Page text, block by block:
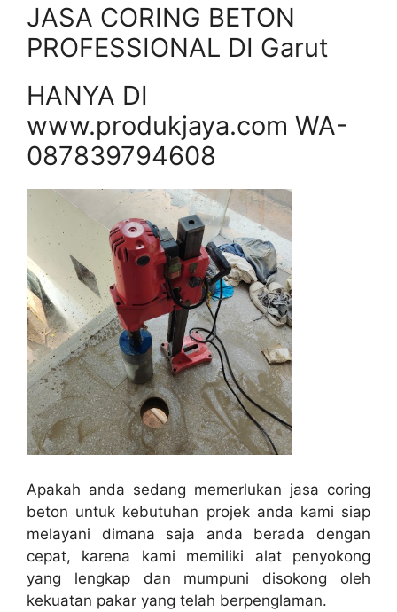
JASA CORING BETON
PROFESSIONAL DI Garut
HANYA DI
www.produkjaya.com WA-
087839794608
Apakah anda sedang memerlukan jasa coring
beton untuk kebutuhan projek anda kami siap
melayani dimana saja anda berada dengan
cepat, karena kami memiliki alat penyokong
yang lengkap dan mumpuni disokong oleh
kekuatan pakar yang telah berpenglaman.